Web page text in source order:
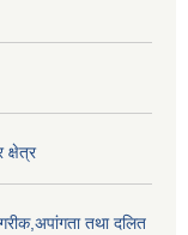
तथा दलित